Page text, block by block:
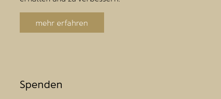
mehr erfahren
Spenden